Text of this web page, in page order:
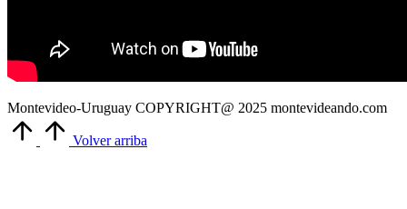
Montevideo-Uruguay COPYRIGHT@ 2025 montevideando.com
Volver arriba